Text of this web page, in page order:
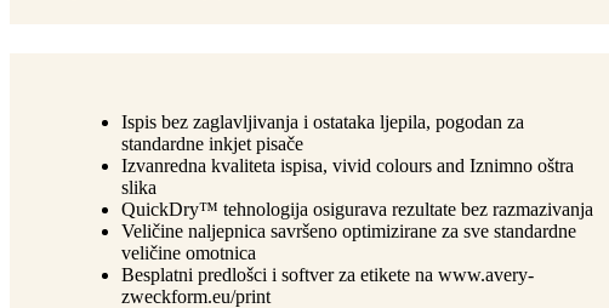
Ispis bez zaglavljivanja i ostataka ljepila, pogodan za
standardne inkjet pisače
Izvanredna kvaliteta ispisa, vivid colours and Iznimno oštra
slika
QuickDry™ tehnologija osigurava rezultate bez razmazivanja
Veličine naljepnica savršeno optimizirane za sve standardne
veličine omotnica
Besplatni predlošci i softver za etikete na www.avery-
zweckform.eu/print